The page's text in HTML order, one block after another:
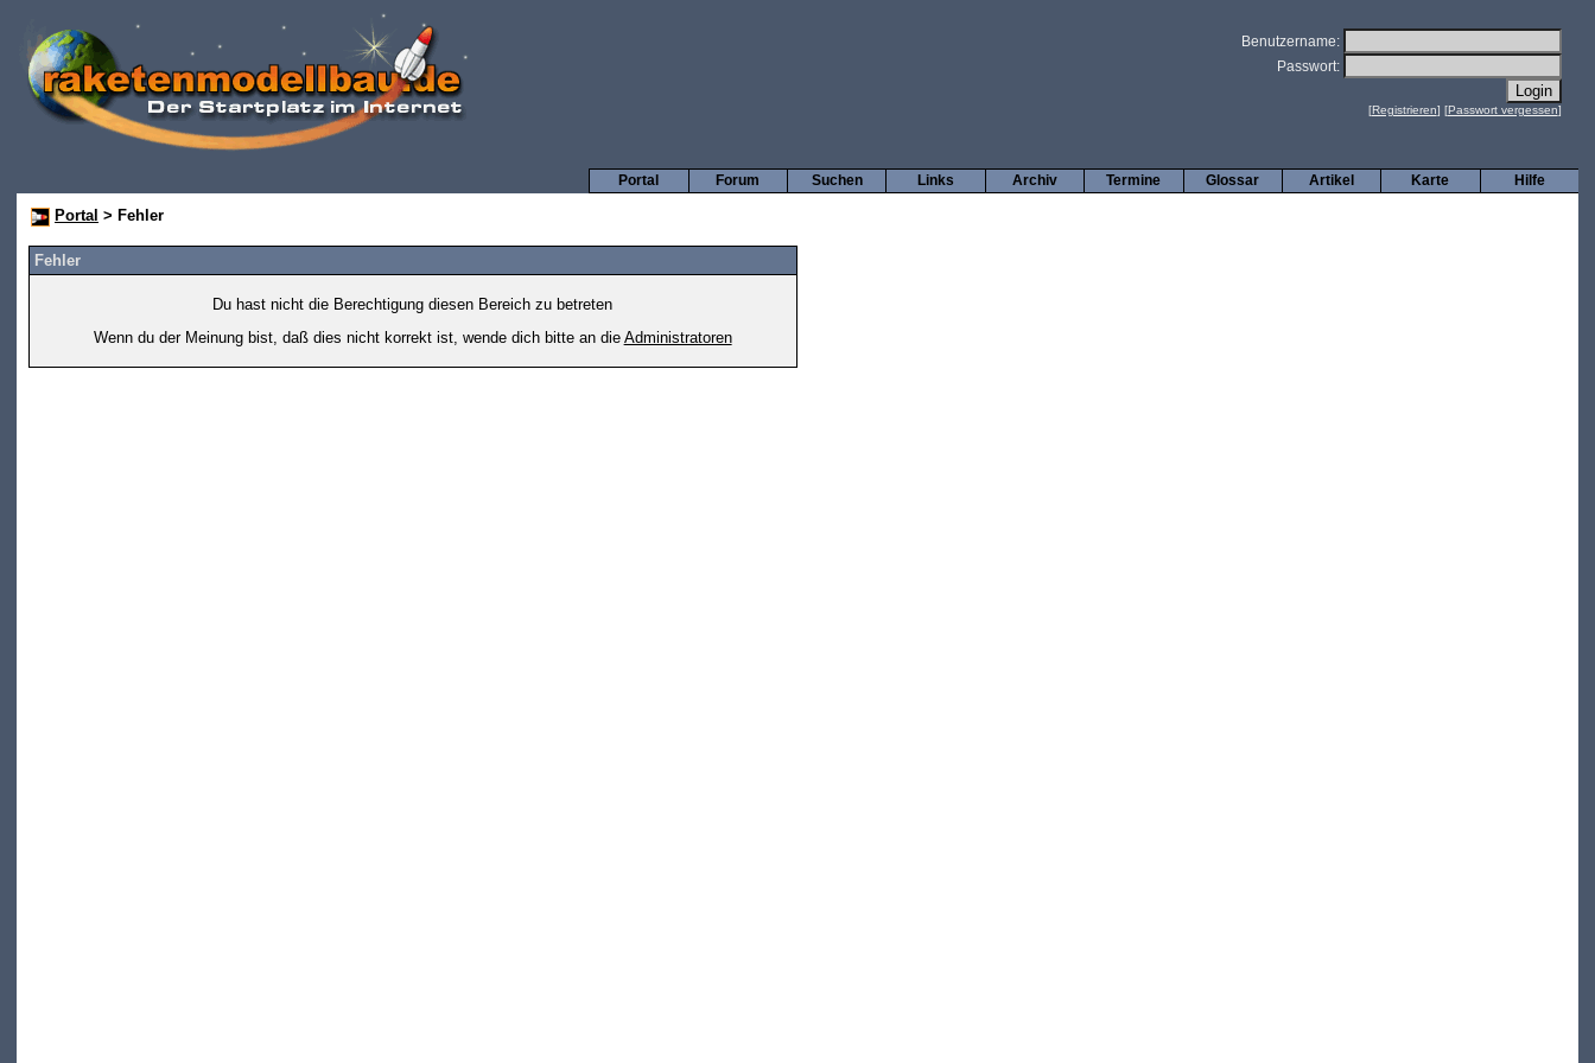
Benutzername:
Passwort:
[Registrieren] [Passwort vergessen]
Hilfe
Karte
Artikel
Glossar
Termine
Archiv
Links
Suchen
Forum
Portal
Portal > Fehler
Fehler
Du hast nicht die Berechtigung diesen Bereich zu betreten
Wenn du der Meinung bist, daß dies nicht korrekt ist, wende dich bitte an die Administratoren